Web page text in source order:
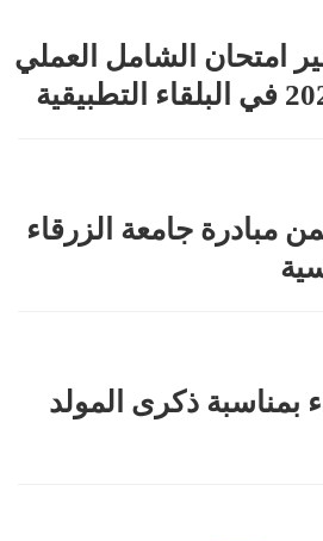
امتحان الشامل العملي
مبادرة جامعة الزرقاء
بمناسبة ذكرى المولد